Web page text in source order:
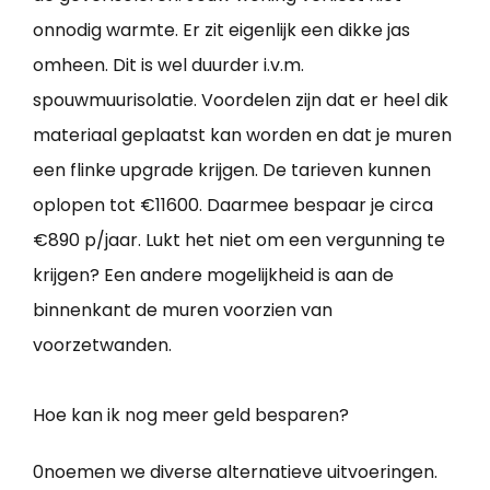
onnodig warmte. Er zit eigenlijk een dikke jas
omheen. Dit is wel duurder i.v.m.
spouwmuurisolatie. Voordelen zijn dat er heel dik
materiaal geplaatst kan worden en dat je muren
een flinke upgrade krijgen. De tarieven kunnen
oplopen tot €11600. Daarmee bespaar je circa
€890 p/jaar. Lukt het niet om een vergunning te
krijgen? Een andere mogelijkheid is aan de
binnenkant de muren voorzien van
voorzetwanden.
Hoe kan ik nog meer geld besparen?
0noemen we diverse alternatieve uitvoeringen.